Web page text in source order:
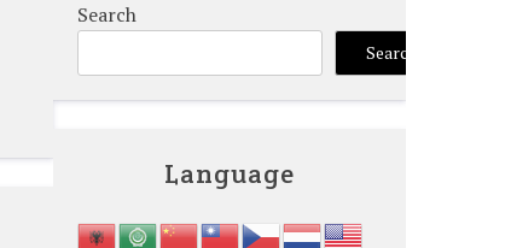
Search
Search
Language